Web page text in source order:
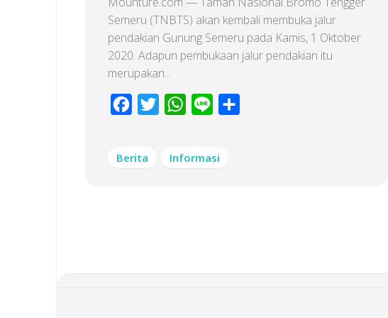
Semeru (TNBTS) akan kembali membuka jalur
pendakian Gunung Semeru pada Kamis, 1 Oktober
2020. Adapun pembukaan jalur pendakian itu
merupakan...
Facebook
Twitter WhatsApp
Line
Berita Informasi